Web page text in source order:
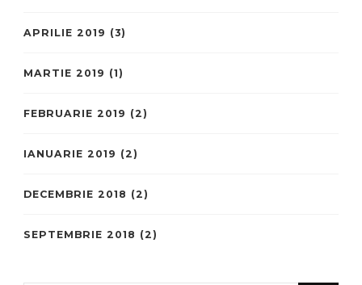
APRILIE 2019 (3)
MARTIE 2019 (1)
FEBRUARIE 2019 (2)
IANUARIE 2019 (2)
DECEMBRIE 2018 (2)
SEPTEMBRIE 2018 (2)